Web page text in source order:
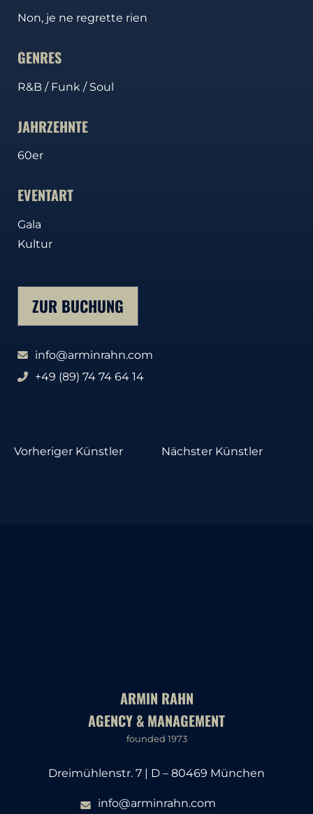
Non, je ne regrette rien
GENRES
R&B / Funk / Soul
JAHRZEHNTE
60er
EVENTART
Gala
Kultur
ZUR BUCHUNG
info@arminrahn.com
+49 (89) 74 74 64 14
Vorheriger Künstler Nächster Künstler
ARMIN RAHN
AGENCY & MANAGEMENT
founded 1973
Dreimühlenstr. 7 | D – 80469 München
info@arminrahn.com